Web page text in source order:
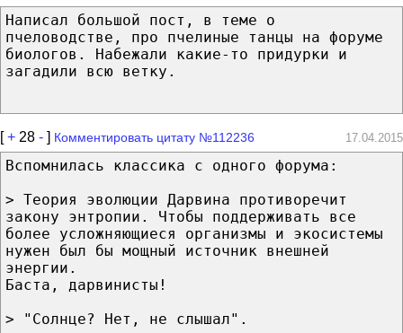
Написал большой пост, в теме о
пчеловодстве, про пчелиные танцы на форуме
биологов. Hабежали какие-то придурки и
загадили всю ветку.
[+ 28 - ] Комментировать цитату №112236 17.04.2015
Вспомнилась классика с одного форума:
> Теория эволюции Дарвина противоречит
закону энтропии. Чтобы поддерживать все
более усложняющиеся организмы и экосистемы
нужен был бы мощный источник внешней
энергии.
Баста, дарвинисты!
> "Солнце? Нет, не слышал".